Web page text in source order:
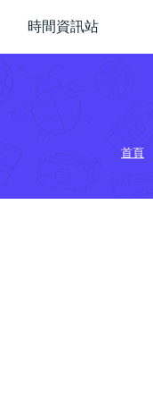
時間資訊站
首頁